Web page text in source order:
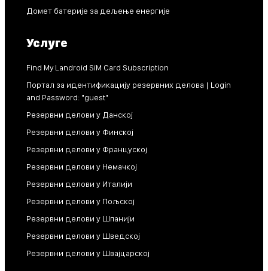
Домет батерије за дељење енергије
Услуге
Find My Landroid SiM Card Subscription
Портал за идентификацију резервних делова | Login
and Password: "guest"
Резервни делови у Данској
Резервни делови у Финској
Резервни делови у Француској
Резервни делови у Немачкој
Резервни делови у Италији
Резервни делови у Пољској
Резервни делови у Шпанији
Резервни делови у Шведској
Резервни делови у Швајцарској